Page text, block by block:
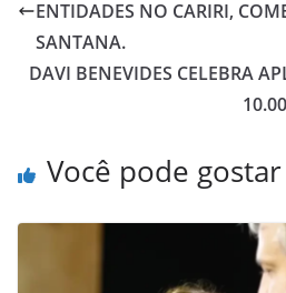
ENTIDADES NO CARIRI,
SANTANA.
DAVI BENEVIDES CELEBRA
Você pode